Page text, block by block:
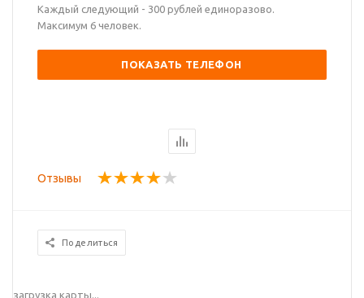
Каждый следующий - 300 рублей единоразово.
Максимум 6 человек.
ПОКАЗАТЬ ТЕЛЕФОН
Отзывы
Поделиться
загрузка карты...